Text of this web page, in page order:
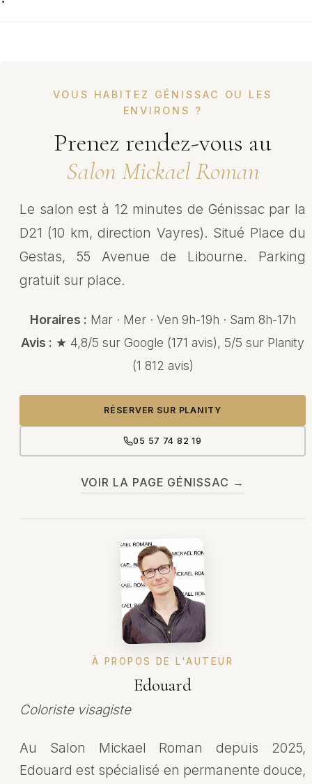
VOUS HABITEZ GÉNISSAC OU LES
ENVIRONS ?
Prenez rendez-vous au
Salon Mickael Roman
Le salon est à 12 minutes de Génissac par la
D21 (10 km, direction Vayres). Situé Place du
Gestas, 55 Avenue de Libourne. Parking
gratuit sur place.
Horaires : Mar · Mer · Ven 9h-19h · Sam 8h-17h
Avis : ★ 4,8/5 sur Google (171 avis), 5/5 sur Planity
(1 812 avis)
RÉSERVER SUR PLANITY
05 57 74 82 19
VOIR LA PAGE GÉNISSAC →
À PROPOS DE L'AUTEUR
Edouard
Coloriste visagiste
Au Salon Mickael Roman depuis 2025,
Edouard est spécialisé en permanente douce,